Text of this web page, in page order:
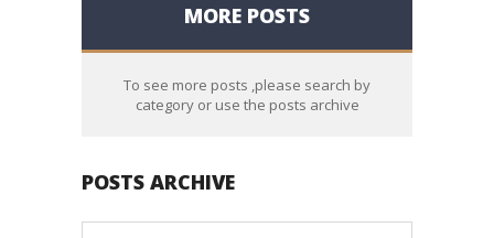
MORE POSTS
To see more posts ,please search by
category or use the posts archive
POSTS ARCHIVE